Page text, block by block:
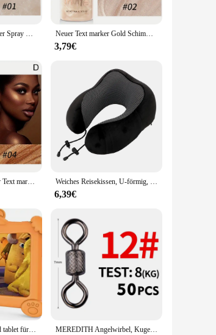
your needs. Their compact and
available for sale are perfect for sharing
ensuring that you have everything
Gold Silber Text marker Spray wasserdicht Glitter Schimmer funkeln flüssige Text marker Make-up für Gesicht Körper Illuminator Kosmetik Neuer Text marker Gold Schimmer Öl wasserdicht glatt schimmern Gesicht Körper Glow Illuminator High-End nicht klebrige flüssige Körper Produkt
3,79€
Wasserdichter Bronzer Text marker flüssiges Spray beleuchten der Körper Gesicht schimmern dauerhaft aufhellen Glühen Gesicht leuchten Text marker Make-up Weiches Reisekissen, U-förmig, für Reisen, Gesundheitswesen, Memory-Schaum, Nackenkissen für Nacken, Flugzeug, Nackenkissen
6,39€
Pritom 7 zoll kleinkind tablet für kinder android 11 2 gb ram 32 gb rom kinder software installiert kompatible gaming controller MEREDITH Angelwirbel, Kugellagerwirbel, 50 Teile/los, mit Sicherheitsverschluss, massive Ringe, Rollwirbel für Karpfenangeln, Zubehör